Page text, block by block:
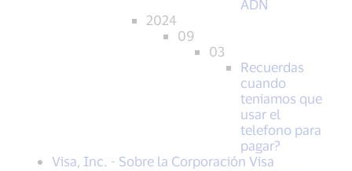
ADN
2024
09
03
Recuerdas
cuando
teniamos que
usar el
telefono para
pagar?
Visa, Inc. - Sobre la Corporación Visa